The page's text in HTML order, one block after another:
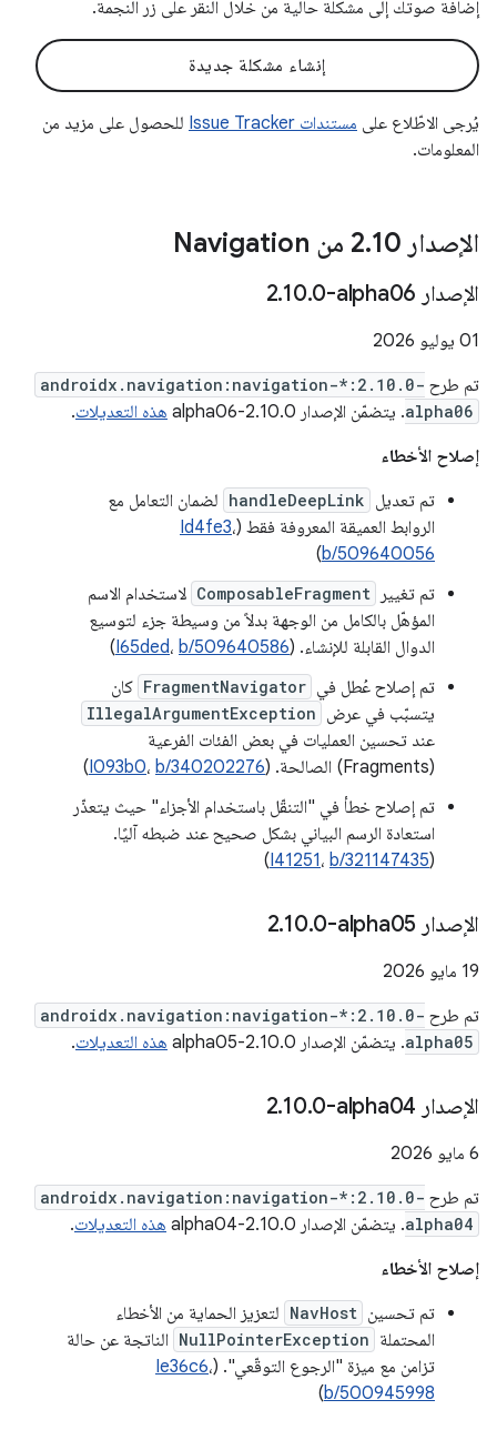
إضافة صوتك إلى مشكلة حالية من خلال النقر على زر النجمة.
إنشاء مشكلة جديدة
يُرجى الاطّلاع على مستندات Issue Tracker
للحصول على مزيد من
المعلومات.
الإصدار 2 .10 من Navigation
الإصدار ‎2 .10.0-alpha06
‫01 يوليو 2026
تم طرح androidx.navigation:navigation-*:2.10.0-
alpha06. يتضمّن الإصدار 2.10.0-alpha06 هذه التعديلات.
إصلاح الأخطاء
تم تعديل handleDeepLink لضمان التعامل مع
الروابط العميقة المعروفة فقط ( Id4fe3،
b/509640056
)
تم تغيير
ComposableFragment لاستخدام الاسم
المؤهّل بالكامل من الوجهة بدلاً من وسيطة جزء لتوسيع
الدوال القابلة للإنشاء. (
I65ded، b/509640586
)
تم إصلاح عُطل في FragmentNavigator كان
يتسبّب في عرض IllegalArgumentException
عند تحسين العمليات في بعض الفئات الفرعية
(Fragments) الصالحة. (
I093b0، b/340202276
)
تم إصلاح خطأ في "التنقّل باستخدام الأجزاء" حيث يتعذّر
استعادة الرسم البياني بشكل صحيح عند ضبطه آليًا.
(
I41251، b/321147435
)
الإصدار ‎2 .10.0-alpha05
‫19 مايو 2026
تم طرح androidx.navigation:navigation-*:2.10.0-
alpha05. يتضمّن الإصدار 2.10.0-alpha05 هذه التعديلات.
الإصدار ‎2 .10.0-alpha04
‫6 مايو 2026
تم طرح androidx.navigation:navigation-*:2.10.0-
alpha04. يتضمّن الإصدار 2.10.0-alpha04 هذه التعديلات.
إصلاح الأخطاء
تم تحسين NavHost لتعزيز الحماية من الأخطاء
المحتملة NullPointerException الناتجة عن حالة
تزامن مع ميزة "الرجوع التوقّعي". ( Ie36c6،
b/500945998
)